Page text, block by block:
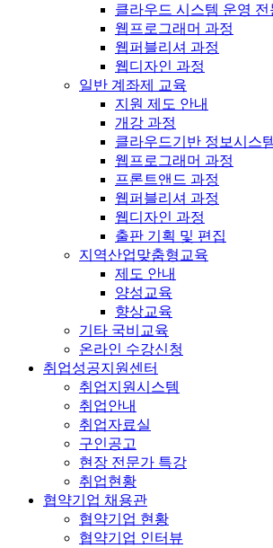
클라우드 시스템 운영 전
웹프로그래머 과정
웹퍼블리셔 과정
웹디자인 과정
일반 계좌제 교육
지원 제도 안내
개강 과정
클라우드기반 정보시스
웹프로그래머 과정
프론트앤드 과정
웹퍼블리셔 과정
웹디자인 과정
출판 기획 및 편집
지역산업맞춤형교육
제도 안내
양성교육
향상교육
기타 국비교육
온라인 수강신청
취업성공지원센터
취업지원시스템
취업안내
취업자료실
구인공고
현장 전문가 특강
취업현황
협약기업 채용관
협약기업 현황
협약기업 인터뷰